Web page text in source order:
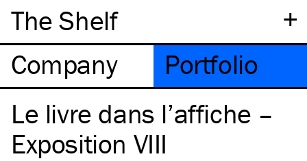
+
The Shelf
Company
Portfolio
Le livre dans l’affiche –
Exposition VIII